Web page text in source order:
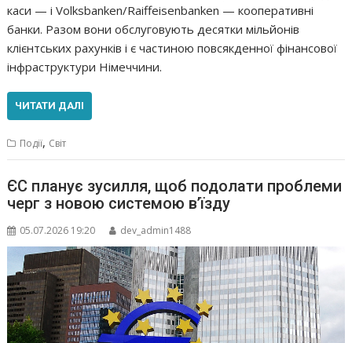
каси — і Volksbanken/Raiffeisenbanken — кооперативні
банки. Разом вони обслуговують десятки мільйонів
клієнтських рахунків і є частиною повсякденної фінансової
інфраструктури Німеччини.
ЧИТАТИ ДАЛІ
Події, Світ
ЄС планує зусилля, щоб подолати проблеми
черг з новою системою в’їзду
05.07.2026 19:20 dev_admin1488